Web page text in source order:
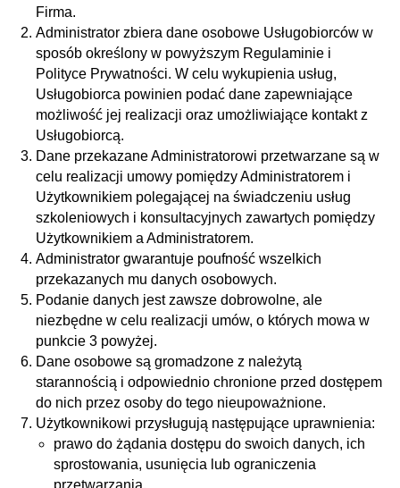
Firma.
Administrator zbiera dane osobowe Usługobiorców w
sposób określony w powyższym Regulaminie i
Polityce Prywatności. W celu wykupienia usług,
Usługobiorca powinien podać dane zapewniające
możliwość jej realizacji oraz umożliwiające kontakt z
Usługobiorcą.
Dane przekazane Administratorowi przetwarzane są w
celu realizacji umowy pomiędzy Administratorem i
Użytkownikiem polegającej na świadczeniu usług
szkoleniowych i konsultacyjnych zawartych pomiędzy
Użytkownikiem a Administratorem.
Administrator gwarantuje poufność wszelkich
przekazanych mu danych osobowych.
Podanie danych jest zawsze dobrowolne, ale
niezbędne w celu realizacji umów, o których mowa w
punkcie 3 powyżej.
Dane osobowe są gromadzone z należytą
starannością i odpowiednio chronione przed dostępem
do nich przez osoby do tego nieupoważnione.
Użytkownikowi przysługują następujące uprawnienia:
prawo do żądania dostępu do swoich danych, ich
sprostowania, usunięcia lub ograniczenia
przetwarzania,